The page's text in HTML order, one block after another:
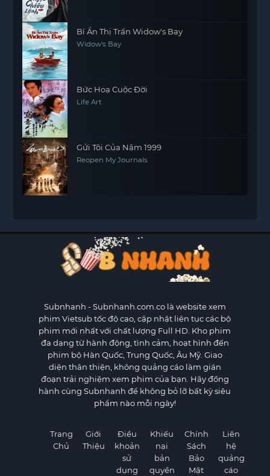
Bí Ẩn Thị Trấn Widow's Bay
Widow's Bay
Bức Hoạ Cuộc Đời
Life Art
Gửi Tôi Của Năm 1999
Reopen My Journals
Subnhanh - Subnhanh.com.co là website xem
phim Vietsub tốc độ cao, cập nhật liên tục các bộ
phim mới nhất với chất lượng Full HD. Kho phim
đa dạng từ hành động, tình cảm, hoạt hình đến
phim bộ Hàn Quốc, Trung Quốc, Âu Mỹ. Giao
diện thân thiện, không quảng cáo làm gián
đoạn trải nghiệm xem phim của bạn. Hãy đồng
hành cùng Subnhanh để không bỏ lỡ bất kỳ siêu
phẩm nào mỗi ngày!
Trang
Chủ
Giới
Thiệu
Điều
khoản
sử
dụng
Khiếu
nại
bản
quyền
Chính
Sách
Bảo
Mật
Liên
hệ
quảng
cáo